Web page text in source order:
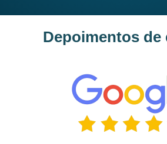
Depoimentos de